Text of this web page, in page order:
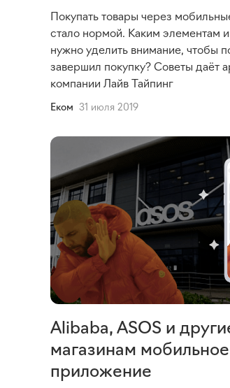
Покупать товары через
стало нормой. Каким элементам
нужно уделить внимание, чтобы
завершил покупку? Советы даёт
компании Лайв Тайпинг
Еком 31 июля 2019
Alibaba, ASOS и
магазинам мобильное
приложение